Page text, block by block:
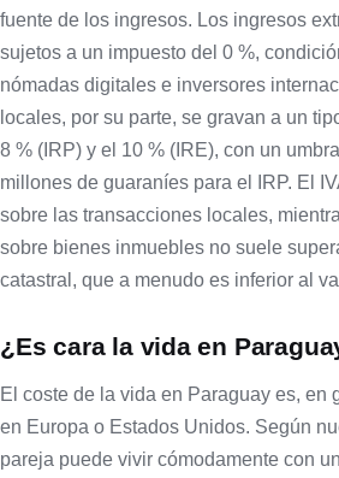
fuente de los ingresos. Los ingresos
sujetos a un impuesto del 0 %,
nómadas digitales e inversores
locales, por su parte, se gravan a un
8 % (IRP) y el 10 % (IRE), con un
millones de guaraníes para el IRP. El
sobre las transacciones locales,
sobre bienes inmuebles no suele
catastral, que a menudo es inferior al
¿Es cara la vida en
El coste de la vida en Paraguay es, en
en Europa o Estados Unidos. Según
pareja puede vivir cómodamente con